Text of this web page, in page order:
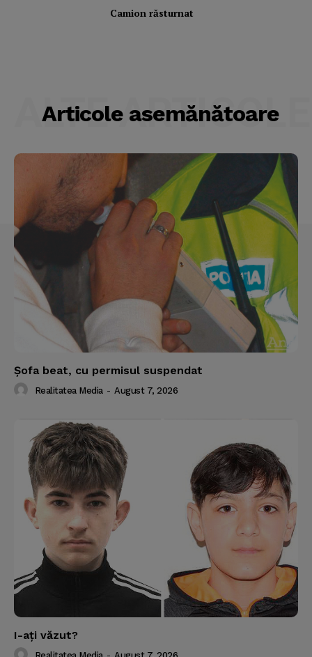
Camion răsturnat
Articole asemănătoare
ALTE ARTICOLE
Şofa beat, cu permisul suspendat
Realitatea Media - August 7, 2026
I-aţi văzut?